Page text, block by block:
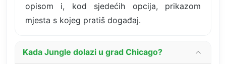
opisom i, kod sjedećih opcija, prikazom
mjesta s kojeg pratiš događaj.
Kada Jungle dolazi u grad Chicago?